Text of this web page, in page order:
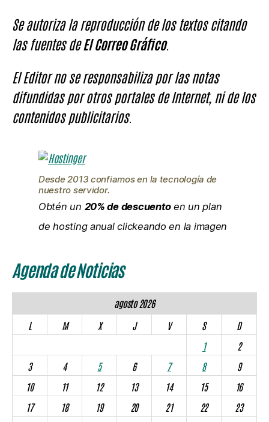
Se autoriza la reproducción de los textos citando
las fuentes deEl Correo Gráfico.
El Editor no se responsabiliza por las notas
difundidas por otros portales de Internet, ni de los
contenidos publicitarios.
Desde 2013 confiamos en la tecnología de
nuestro servidor.
Obtén un 20% de descuentoen un plan
de hosting anual clickeando en la imagen
Agenda de Noticias
agosto 2026
L
M X J V S
D
1
2
3
4 5 6 7 8
9
10
11 12 13 14 15
16
17
18 19 20 21 22
23